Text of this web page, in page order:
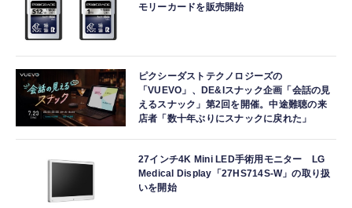
モリーカードを販売開始
ピクシーダストテクノロジーズの
「VUEVO」、DE&Iスナック企画「会話の見
えるスナック」第2回を開催。中途難聴の来
店者「数十年ぶりにスナックに戻れた」
27インチ4K Mini LED手術用モニター LG
Medical Display「27HS714S-W」の取り扱
いを開始